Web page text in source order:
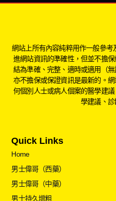
網站上所有內容純粹用作一般參考
進網站資訊的準確性，但並不擔
結為準確、完整、適時或適用（
亦不擔保或保證資訊是最新的。
何個別人士或病人個案的醫學建
學建議、診
Quick Links
Home
男士偉哥（西藥）
男士偉哥（中藥）
男士持久增粗